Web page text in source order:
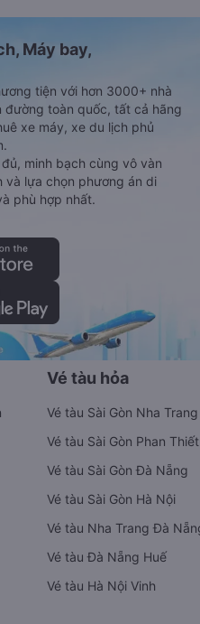
Máy bay,
tiện với hơn 3000+ nhà
toàn quốc, tất cả hãng
xe máy, xe du lịch phủ
minh bạch cùng vô vàn
và lựa chọn phương án di
phù hợp nhất.
Vé tàu hỏa
Vé tàu Sài Gòn Nha Trang
Vé tàu Sài Gòn Phan Thiết
Vé tàu Sài Gòn Đà Nẵng
Vé tàu Sài Gòn Hà Nội
Vé tàu Nha Trang Đà
Vé tàu Đà Nẵng Huế
Vé tàu Hà Nội Vinh